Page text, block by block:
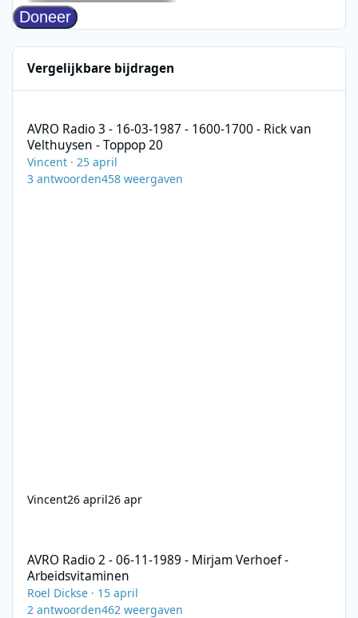
Vergelijkbare bijdragen
AVRO Radio 3 - 16-03-1987 - 1600-1700 - Rick van
Velthuysen - Toppop 20
Vincent ·25 april
3 antwoorden458 weergaven
Vincent26 april26 apr
AVRO Radio 2 - 06-11-1989 - Mirjam Verhoef -
Arbeidsvitaminen
Roel Dickse · 15 april
2 antwoorden462 weergaven